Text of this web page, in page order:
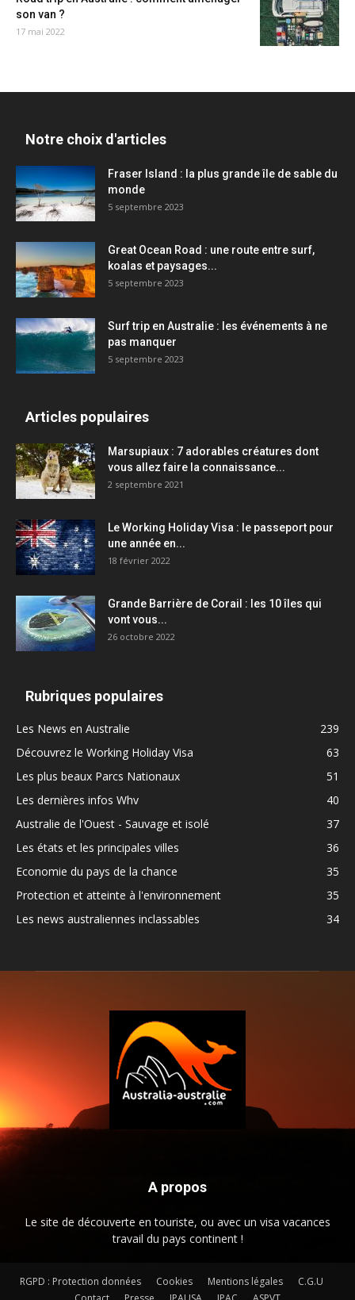
son van ?
17 mai 2022
Notre choix d'articles
Fraser Island : la plus grande île de sable du
monde
5 septembre 2023
Great Ocean Road : une route entre surf,
koalas et paysages...
5 septembre 2023
Surf trip en Australie : les événements à ne
pas manquer
5 septembre 2023
Articles populaires
Marsupiaux : 7 adorables créatures dont
vous allez faire la connaissance...
2 septembre 2021
Le Working Holiday Visa : le passeport pour
une année en...
18 février 2022
Grande Barrière de Corail : les 10 îles qui
vont vous...
26 octobre 2022
Rubriques populaires
Les News en Australie
239
Découvrez le Working Holiday Visa
63
Les plus beaux Parcs Nationaux
51
Les dernières infos Whv
40
Australie de l'Ouest - Sauvage et isolé
37
Les états et les principales villes
36
Economie du pays de la chance
35
Protection et atteinte à l'environnement
35
Les news australiennes inclassables
34
A propos
Le site de découverte en touriste, ou avec un visa vacances
travail du pays continent !
RGPD : Protection données Cookies Mentions légales
C.G.U